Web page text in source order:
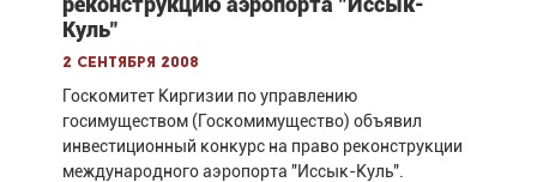
Куль"
2 сентября 2008
Госкомитет Киргизии по управлению
госимуществом (Госкомимущество) объявил
инвестиционный конкурс на право реконструкции
международного аэропорта "Иссык-Куль".